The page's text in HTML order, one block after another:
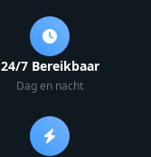
24/7 Bereikbaar
Dag en nacht